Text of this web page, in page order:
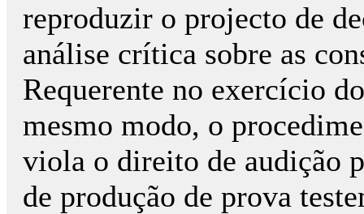
reproduzir o projecto de
análise crítica sobre as
Requerente no exercício
mesmo modo, o
viola o direito de audição
de produção de prova